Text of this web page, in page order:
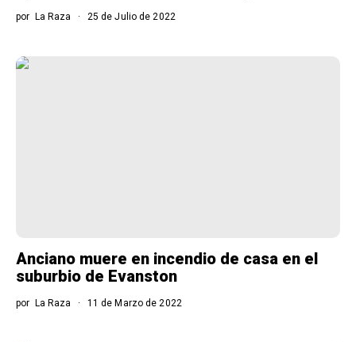
por La Raza 25 de Julio de 2022
Anciano muere en incendio de casa en el
suburbio de Evanston
por La Raza 11 de Marzo de 2022